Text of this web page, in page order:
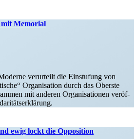
Memorial
ver­ur­teilt die Ein­stu­fung von
Orga­ni­sa­tion durch das Oberste
mit anderen Orga­ni­sa­tio­nen ver­öf­
ewig lockt die Opposition